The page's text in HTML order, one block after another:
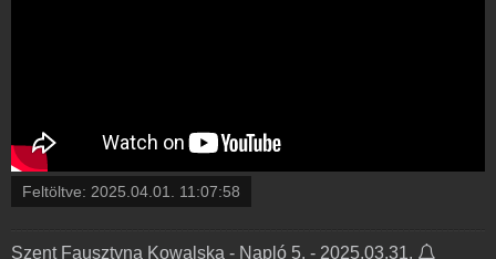
Feltöltve: 2025.04.01. 11:07:58
Szent Fausztyna Kowalska - Napló 5. - 2025.03.31.